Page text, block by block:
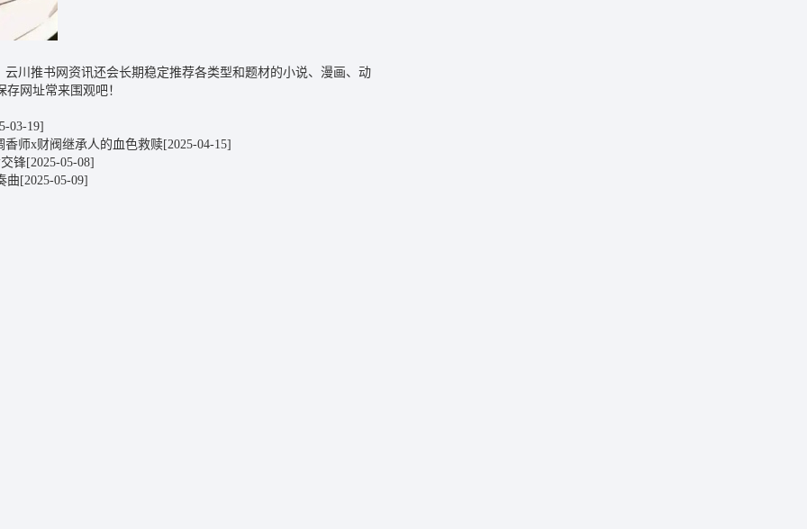
川推书网资讯还会长期稳定推荐各类型和题材的小说、漫画、动
网址常来围观吧！
03-19]
香师x财阀继承人的血色救赎[2025-04-15]
锋[2025-05-08]
曲 [2025-05-09]